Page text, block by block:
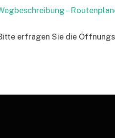
–
erfragen Sie die